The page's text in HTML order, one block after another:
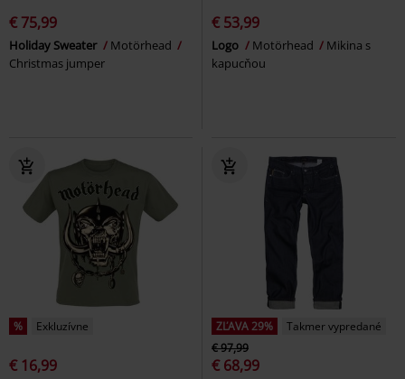
€ 75,99
Holiday Sweater
Motörhead
Christmas jumper
€ 53,99
Logo Motörhead
Mikina s
kapucňou
% Exkluzívne
€ 16,99
ZĽAVA 29%
Takmer vypredané
€ 97,99
€ 68,99